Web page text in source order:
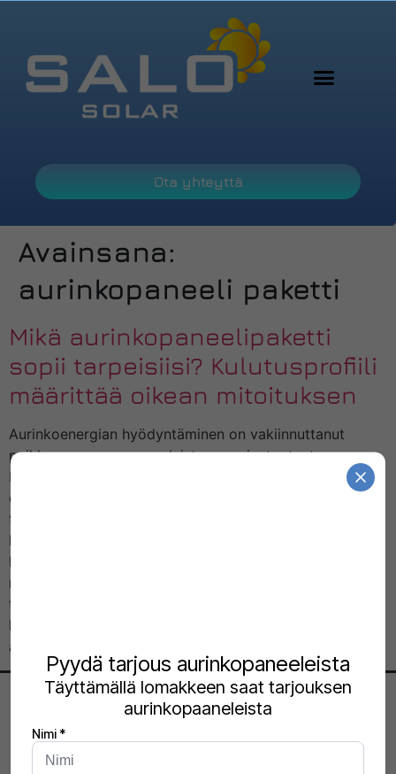
Ota yhteyttä
Avainsana:
aurinkopaneeli paketti
Mikä aurinkopaneelipaketti
sopii tarpeisiisi? Kulutusprofiili
määrittää oikean mitoituksen
Aurinkoenergian hyödyntäminen on vakiinnuttanut
paikkansa osana suomalaista energiantuotantoa.
Energian hinnan vaihtelut ja pyrkimys korkeampaan
omavaraisuuteen tekevät sähkön pientuotannosta
taloudellisesti järkevän valinnan niin omakotitaloasujille
kuin yrityksille. Optimaalinen aurinkopaneelipaketti ei
kuitenkaan löydy pelkästään hintalappua tai paneelien
määrää tuijottamalla. Jotta investointi maksaa itsensä
takaisin suunnitellussa ajassa, järjestelmä on sovitettava
kiinteistön todelliseen sähkönkulutukseen. Suomessa
auringon säteilyteho on vuositasolla verrattavissa […]